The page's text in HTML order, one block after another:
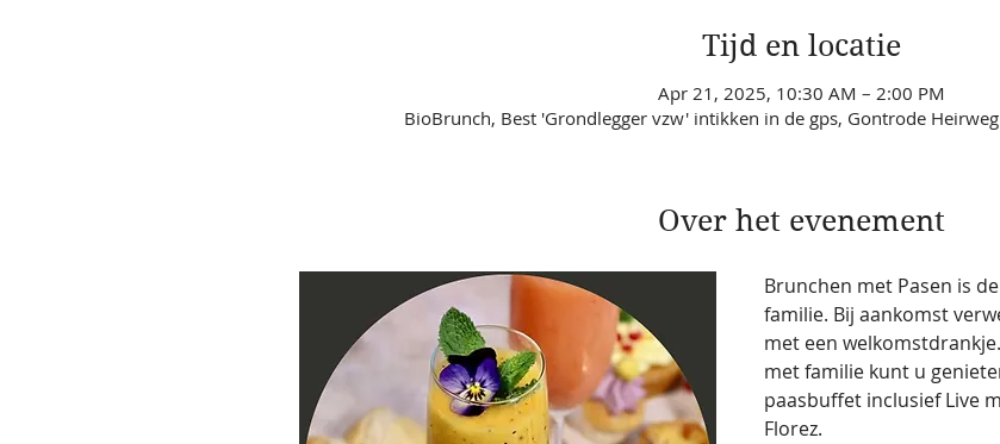
Tijd en locatie
Apr 21, 2025, 10:30 AM – 2:00 PM
BioBrunch, Best 'Grondlegger vzw' intikken in de gps, Gontrode
Over het evenement
Brunchen met Pasen is
familie. Bij aankomst
met een
met familie kunt u
paasbuffet inclusief Live
Florez.